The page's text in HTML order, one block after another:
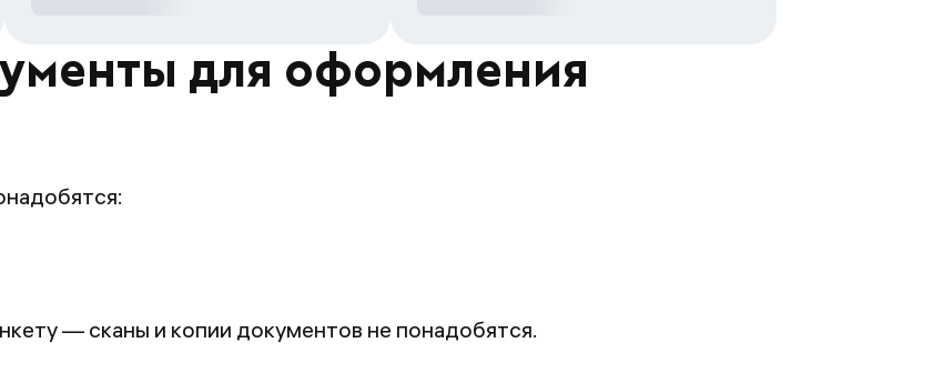
для оформления
— сканы и копии документов не понадобятся.